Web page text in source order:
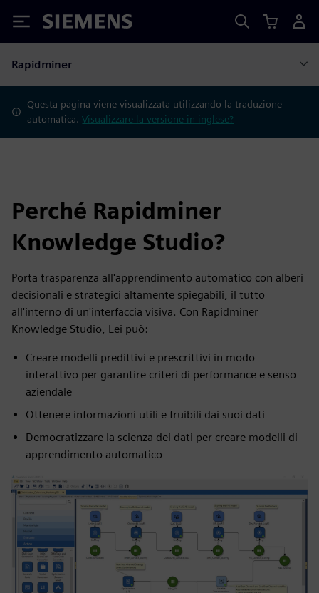
Siemens
Rapidminer
Questa pagina viene visualizzata utilizzando la traduzione
automatica.Visualizzare la versione in inglese?
Perché Rapidminer
Knowledge Studio?
Porta trasparenza all'apprendimento automatico con alberi
decisionali e strategici altamente spiegabili, il tutto
all'interno di un'interfaccia visiva. Con Rapidminer
Knowledge Studio, Lei può:
Creare modelli predittivi e prescrittivi in modo
interattivo per garantire criteri di performance e senso
aziendale
Ottenere informazioni utili e fruibili dai suoi dati
Democratizzare la scienza dei dati per creare modelli di
apprendimento automatico